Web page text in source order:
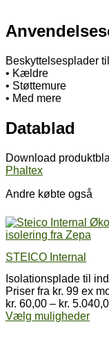
Beskyttelsesplader
• Kældre
• Støttemure
• Med mere
Datablad
Download
Phaltex
Andre købte også
STEICO Internal
Isolationsplade til
Priser fra kr. 99 ex
kr. 60,00 – kr.
Vælg mulighederDette